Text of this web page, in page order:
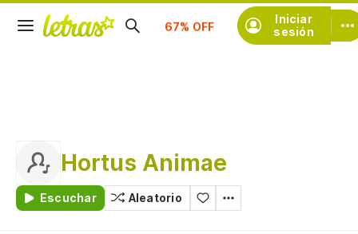
Iniciar
sesión
Suscríbete
Hortus Animae
Escuchar Aleatorio